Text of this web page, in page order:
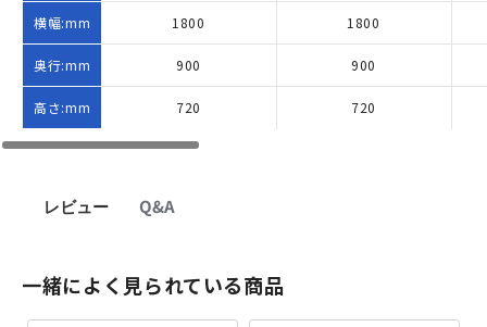
横幅:mm
奥行:mm
高さ:mm
1800
900
720
1800
900
720
レビュー Q&A
一緒によく見られている商品